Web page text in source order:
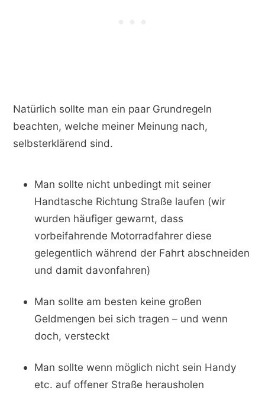
Natürlich sollte man ein paar Grundregeln
beachten, welche meiner Meinung nach,
selbsterklärend sind.
Man sollte nicht unbedingt mit seiner
Handtasche Richtung Straße laufen (wir
wurden häufiger gewarnt, dass
vorbeifahrende Motorradfahrer diese
gelegentlich während der Fahrt abschneiden
und damit davonfahren)
Man sollte am besten keine großen
Geldmengen bei sich tragen – und wenn
doch, versteckt
Man sollte wenn möglich nicht sein Handy
etc. auf offener Straße herausholen